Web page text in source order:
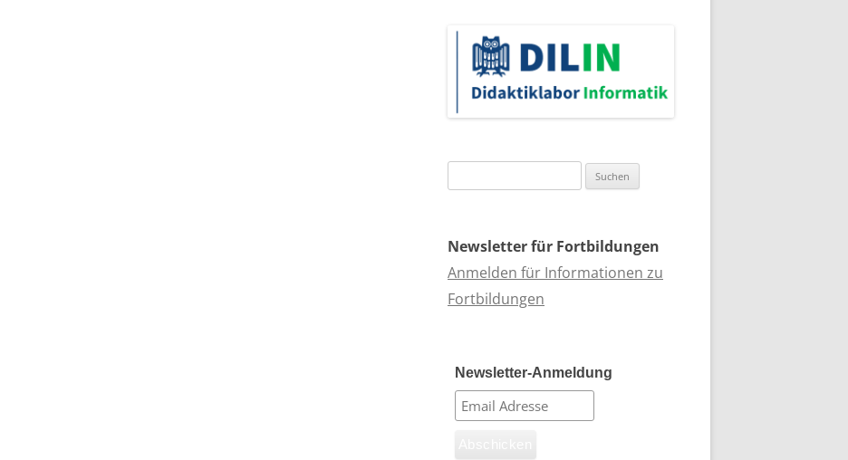
nach:
Newsletter für Fortbildungen
Anmelden für Informationen zu
Fortbildungen
Newsletter-Anmeldung